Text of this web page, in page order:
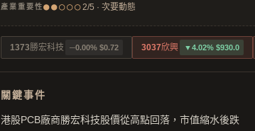
產業重要性●●○○○ 2/5 · 次要動態
1373勝宏科技 ─0.00% $0.72 3037欣興 ▼4.02% $930.0
關鍵事件
港股PCB廠商勝宏科技股價從高點回落，市值縮水後跌